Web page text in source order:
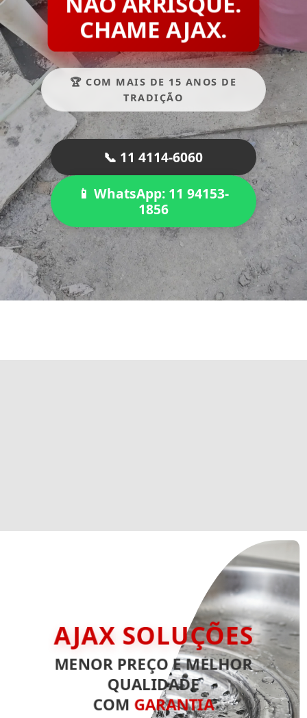
CHAME AJAX.
🏆 COM MAIS DE 15 ANOS DE
TRADIÇÃO
📞 11 4114-6060
📱 WhatsApp: 11 94153-
1856
AJAX SOLUÇÕES
MENOR PREÇO E MELHOR
QUALIDADE
COM GARANTIA